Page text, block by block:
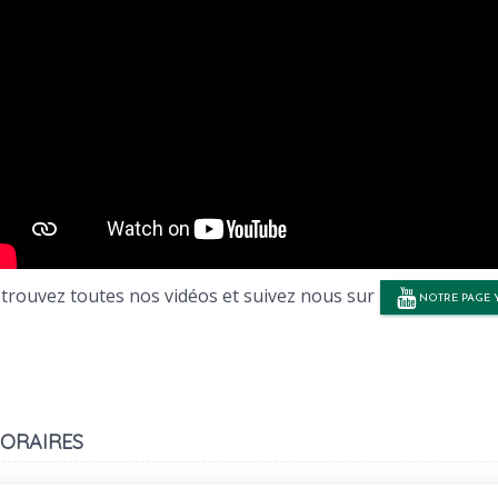
toutes nos vidéos et suivez nous sur NOTRE PAGE